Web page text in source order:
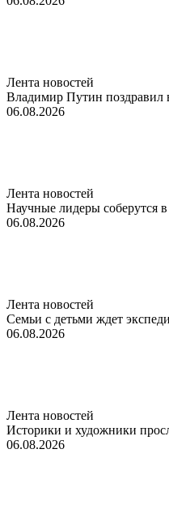
Лента новостей
Владимир Путин поздравил
06.08.2026
Лента новостей
Научные лидеры соберутся
06.08.2026
Лента новостей
Семьи с детьми ждет
06.08.2026
Лента новостей
Историки и художники
06.08.2026